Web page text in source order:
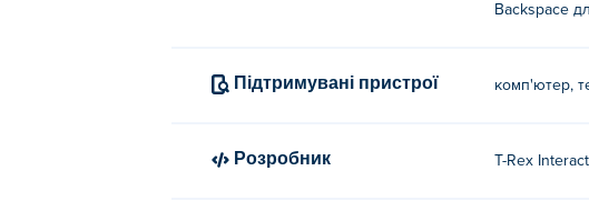
Backspace
Підтримувані пристрої комп'ютер,
Розробник T-Rex